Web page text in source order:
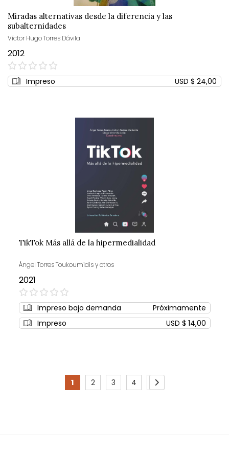
Miradas alternativas desde la diferencia y las
subalternidades
Víctor Hugo Torres Dávila
2012
0%
Impreso USD $ 24,00
TikTok Más allá de la hipermedialidad
Ángel Torres Toukoumidis y otros
2021
0%
Impreso bajo demanda
Próximamente
Impreso
USD $ 14,00
Page
You're
page
1
Page
2
Page
3
Page
4
Page
5
Page
Siguiente